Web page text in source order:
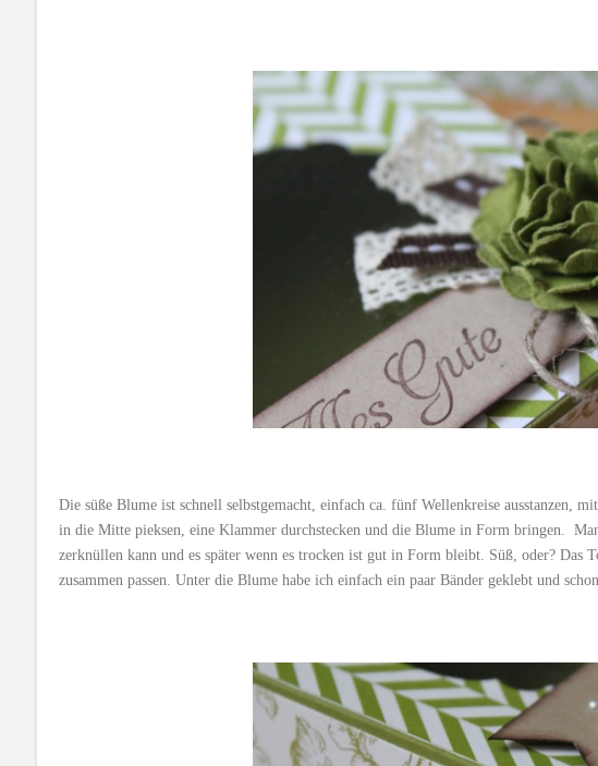
Die süße Blume ist schnell selbstgemacht, einfach ca. fünf Wellenkreise ausstanzen,
in die Mitte pieksen, eine Klammer durchstecken und die Blume in Form bringen.
zerknüllen kann und es später wenn es trocken ist gut in Form bleibt. Süß, oder? Das
zusammen passen. Unter die Blume habe ich einfach ein paar Bänder geklebt und